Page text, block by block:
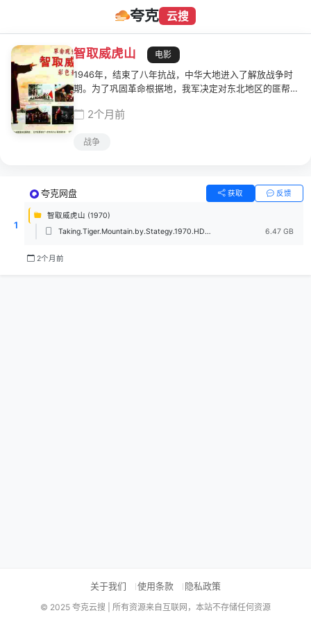
夸克 云搜
智取威虎山
电影
1946年，结束了八年抗战，中华大地进入了解放战争时
期。为了巩固革命根据地，我军决定对东北地区的匪帮余
的重点，但是该匪狡猾残暴，他盘踞威虎山，祸害夹皮
复杂，成为我军不得不审慎对待的一个对手。针对此情
2个月前
战争
1
夸克网盘 获取 反馈
智取威虎山 (1970)
Taking.Tiger.Mountain.by.Stategy.1970.HDTV.1080i.H264-TPTV.ts
6.47 GB
2个月前
关于我们 使用条款 隐私政策
© 2025 夸克云搜 | 所有资源来自互联网，本站不存储任何资源